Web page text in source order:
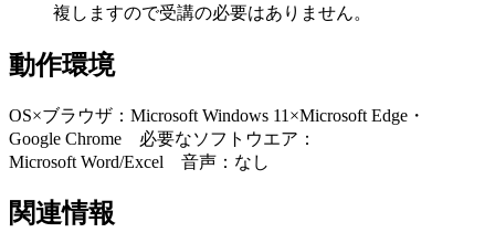
複しますので受講の必要はありません。
動作環境
OS×ブラウザ：Microsoft Windows 11×Microsoft Edge・
Google Chrome 必要なソフトウエア：
Microsoft Word/Excel 音声：なし
関連情報